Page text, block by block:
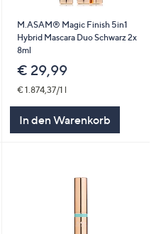
M.ASAM® Magic Finish 5in1
Hybrid Mascara Duo Schwarz 2x
8ml
€ 29,99
€ 1.874,37/1 l
In den Warenkorb